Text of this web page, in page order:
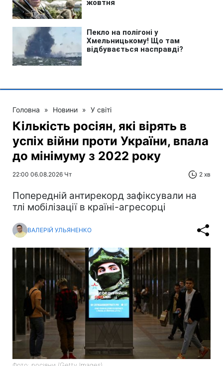
Головна » Новини » У світі
Кількість росіян, які вірять в
успіх війни проти України, впала
до мінімуму з 2022 року
22:00 06.08.2026 Чт 2 хв
Попередній антирекорд зафіксували на
тлі мобілізації в країні-агресорці
ВАЛЕРІЙ УЛЬЯНЕНКО